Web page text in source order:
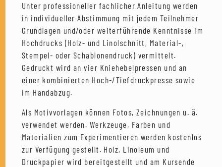
Unter professioneller fachlicher Anleitung werden
in individueller Abstimmung mit jedem Teilnehmer
Grundlagen und/oder weiterführende Kenntnisse im
Hochdrucks (Holz- und Linolschnitt, Material-,
Stempel- oder Schablonendruck) vermittelt.
Gedruckt wird an vier Kniehebelpressen und an
einer kombinierten Hoch-/Tiefdruckpresse sowie
im Handabzug.
Als Motivvorlagen können Fotos, Zeichnungen u. ä.
verwendet werden. Werkzeuge, Farben und
Materialien zum Experimentieren werden kostenlos
zur Verfügung gestellt. Holz, Linoleum und
Druckpapier wird bereitgestellt und am Kursende